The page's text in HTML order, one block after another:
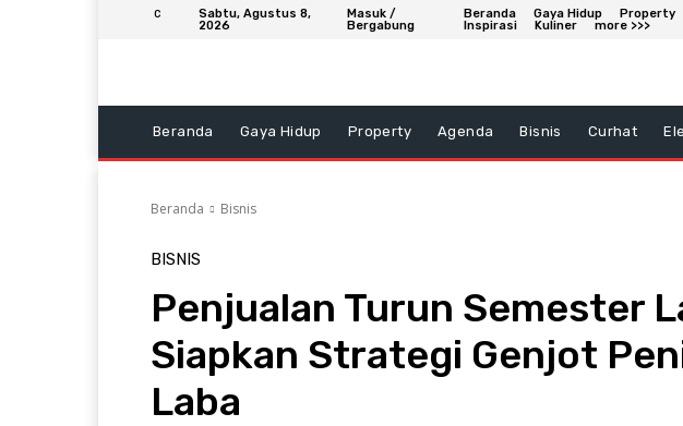
C
Sabtu, Agustus 8,
2026
Masuk /
Bergabung
Beranda Gaya Hidup Property
Inspirasi
Kuliner more >>>
Beranda Gaya Hidup Property Agenda Bisnis Curhat
Beranda Bisnis
BISNIS
Penjualan Turun Semester
Siapkan Strategi Genjot
Laba